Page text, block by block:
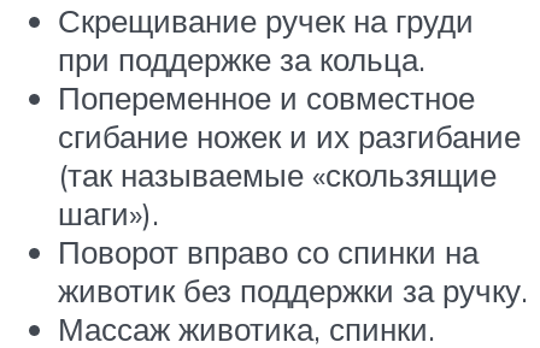
Скрещивание ручек на груди
при поддержке за кольца.
Попеременное и совместное
сгибание ножек и их разгибание
(так называемые «скользящие
шаги»).
Поворот вправо со спинки на
животик без поддержки за ручку.
Массаж животика, спинки.